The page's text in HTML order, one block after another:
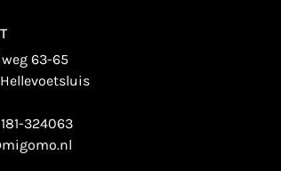
63-65
Hellevoetsluis
324063